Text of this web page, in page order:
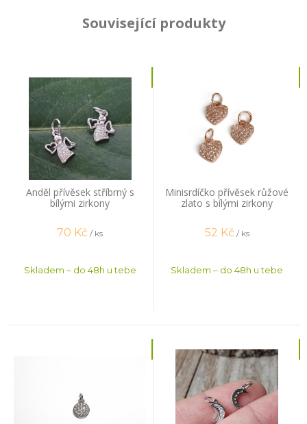
Související produkty
Anděl přívěsek stříbrný s
bílými zirkony
70 Kč / ks
Skladem – do 48h u tebe
Minisrdíčko přívěsek růžové
zlato s bílými zirkony
52 Kč / ks
Skladem – do 48h u tebe